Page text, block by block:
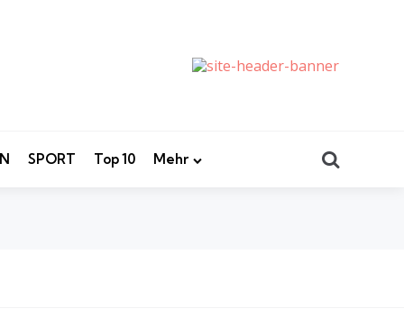
SPORT Top 10 Mehr